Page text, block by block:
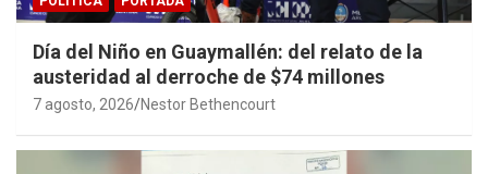
Día del Niño en Guaymallén: del relato de la
austeridad al derroche de $74 millones
7 agosto, 2026 Nestor Bethencourt